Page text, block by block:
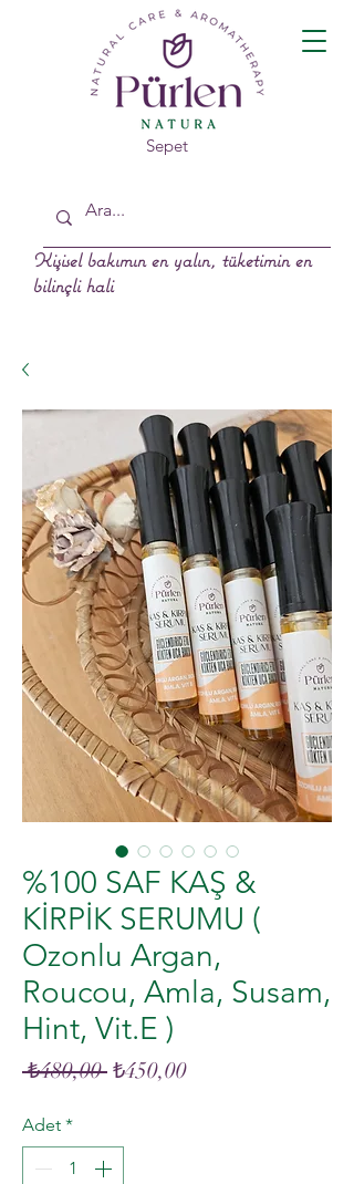
Sepet
Kişisel bakımın en yalın, tüketimin en
bilinçli hali
%100 SAF KAŞ &
KİRPİK SERUMU (
Ozonlu Argan,
Roucou, Amla, Susam,
Hint, Vit.E )
₺480,00 Normal
₺450,00İndirimli
Adet *